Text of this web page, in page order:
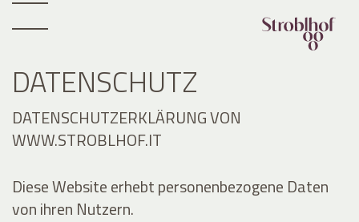
DATENSCHUTZ
DATENSCHUTZERKLÄRUNG VON
WWW.STROBLHOF.IT
Diese Website erhebt personenbezogene Daten
von ihren Nutzern.